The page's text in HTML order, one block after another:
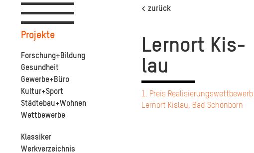
Toggle
navigation
Projekte
Forschung+Bildung
Gesundheit
Gewerbe+Büro
Kultur+Sport
Städtebau+Wohnen
Wettbewerbe
Klassiker
Werkverzeichnis
< zurück
Lern­ort Kis­
lau
1. Preis Realisierungswettbewerb
Lernort Kislau, Bad Schönborn